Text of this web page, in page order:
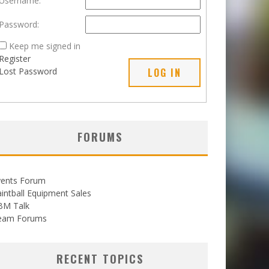
Password:
Keep me signed in
LOG IN
Register
Lost Password
FORUMS
Forum
Equipment Sales
Talk
Forums
RECENT TOPICS